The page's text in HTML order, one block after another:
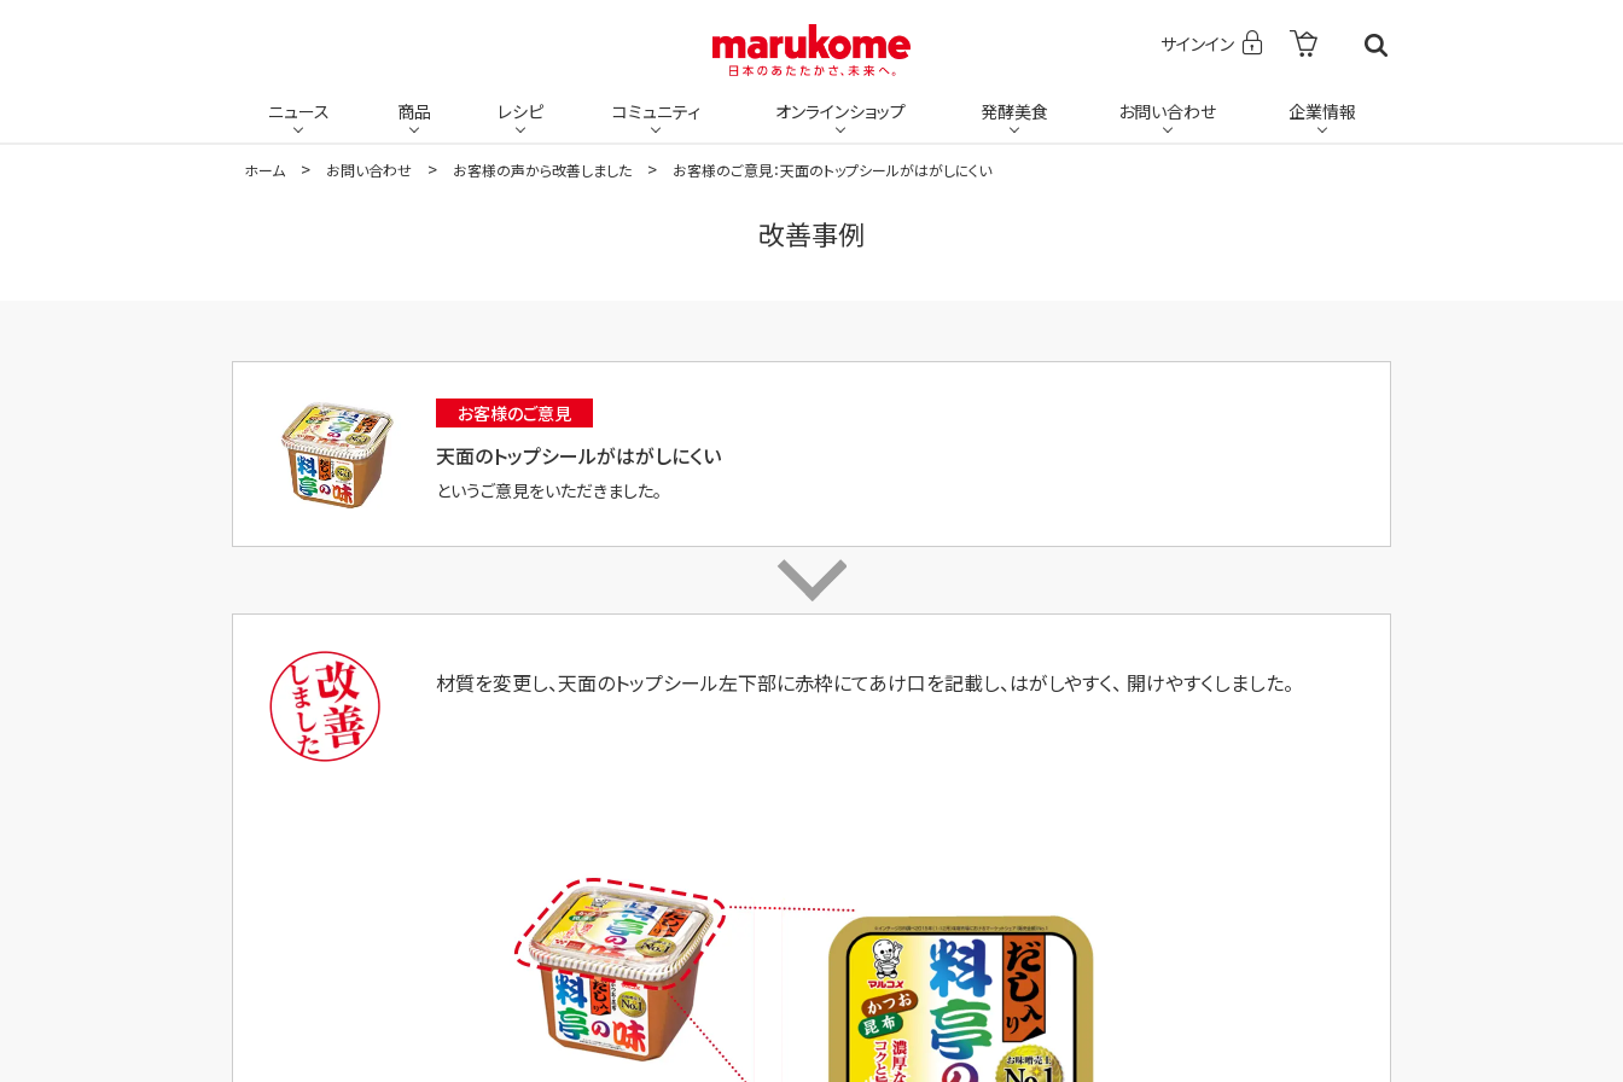
サインイン
ニュース 商品 レシピ コミュニティ オンラインショップ 発酵美食 お問い合わせ 企業情報
ホーム お問い合わせ お客様の声から改善しました お客様のご意見：天面のトップシールがはがしにくい
改善事例
お客様のご意見
天面のトップシールがはがしにくい
というご意見をいただきました。
材質を変更し、天面のトップシール左下部に赤枠にてあけ口を記載し、はがしやすく、 開けやすくしました。